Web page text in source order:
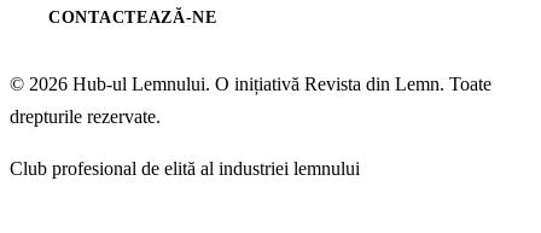
CONTACTEAZĂ-NE
© 2026 Hub-ul Lemnului. O inițiativă Revista din Lemn. Toate
drepturile rezervate.
Club profesional de elită al industriei lemnului